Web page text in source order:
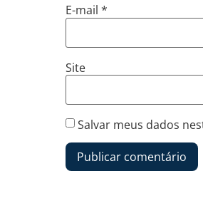
E-mail *
Site
Salvar meus dados